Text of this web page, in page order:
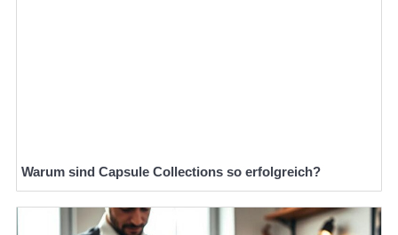
Warum sind Capsule Collections so erfolgreich?